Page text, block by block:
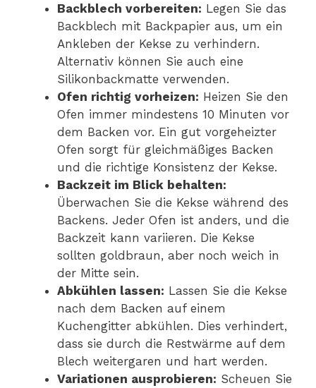
Backblech vorbereiten: Legen Sie das
Backblech mit Backpapier aus, um ein
Ankleben der Kekse zu verhindern.
Alternativ können Sie auch eine
Silikonbackmatte verwenden.
Ofen richtig vorheizen: Heizen Sie den
Ofen immer mindestens 10 Minuten vor
dem Backen vor. Ein gut vorgeheizter
Ofen sorgt für gleichmäßiges Backen
und die richtige Konsistenz der Kekse.
Backzeit im Blick behalten:
Überwachen Sie die Kekse während des
Backens. Jeder Ofen ist anders, und die
Backzeit kann variieren. Die Kekse
sollten goldbraun, aber noch weich in
der Mitte sein.
Abkühlen lassen: Lassen Sie die Kekse
nach dem Backen auf einem
Kuchengitter abkühlen. Dies verhindert,
dass sie durch die Restwärme auf dem
Blech weitergaren und hart werden.
Variationen ausprobieren: Scheuen Sie